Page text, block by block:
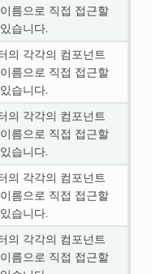
름으로 직접 접근할
습니다.
의 각각의 컴포넌트
름으로 직접 접근할
습니다.
의 각각의 컴포넌트
름으로 직접 접근할
습니다.
의 각각의 컴포넌트
름으로 직접 접근할
습니다.
의 각각의 컴포넌트
름으로 직접 접근할